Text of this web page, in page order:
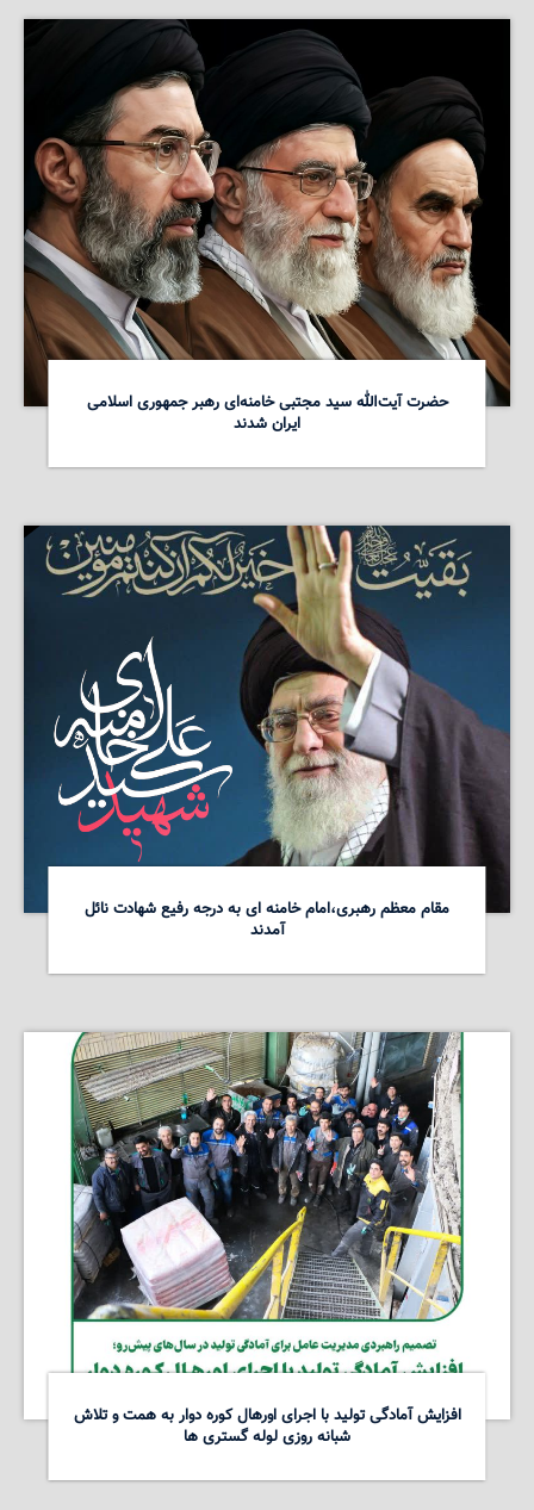
حضرت آیت‌الله سید مجتبی خامنه‌ای رهبر جمهوری اسلامی
ایران شدند
مقام معظم رهبری،امام خامنه ای به درجه رفیع شهادت نائل
آمدند
افزایش آمادگی تولید با اجرای اورهال کوره دوار به همت و تلاش
شبانه روزی لوله گستری ها